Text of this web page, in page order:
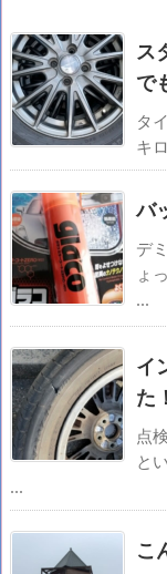
ス
で
タ
キ
バ
デ
ょ
...
イ
た
点
と
...
こ